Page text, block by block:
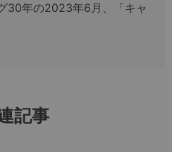
30年の2023年6月、「キャ
記事